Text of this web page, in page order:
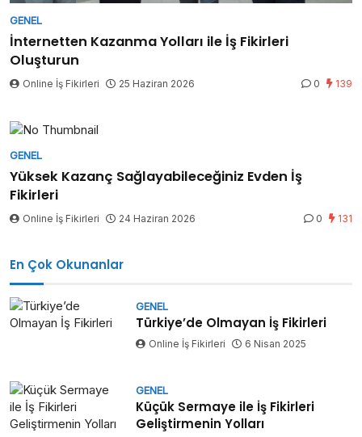
GENEL
İnternetten Kazanma Yolları ile İş Fikirleri
Oluşturun
Online İş Fikirleri 25 Haziran 2026 0 139
GENEL
Yüksek Kazanç Sağlayabileceğiniz Evden İş
Fikirleri
Online İş Fikirleri 24 Haziran 2026 0 131
En Çok Okunanlar
GENEL
Türkiye’de Olmayan İş Fikirleri
Online İş Fikirleri 6 Nisan 2025
GENEL
Küçük Sermaye ile İş Fikirleri
Geliştirmenin Yolları